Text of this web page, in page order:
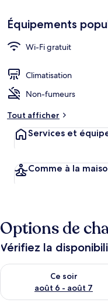
Équipements
Wi-Fi gratuit
Climatisation
Non-fumeurs
Tout afficher
Services et
Comme à la
Options de
Vérifiez la
Ce soir
août 6 - août 7
Vérifier la disponibilité